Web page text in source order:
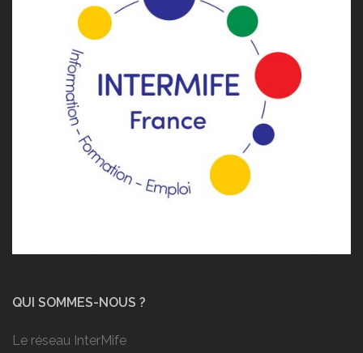
QUI SOMMES-NOUS ?
Le réseau InterMife